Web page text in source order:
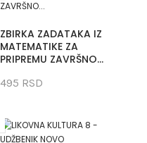
ZBIRKA ZADATAKA IZ
MATEMATIKE ZA
PRIPREMU ZAVRŠNO...
495 RSD